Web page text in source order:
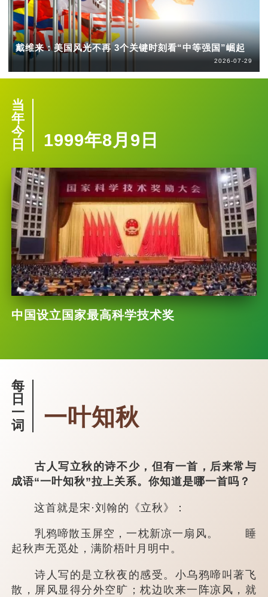
戴维来：美国风光不再 3个关键时刻看“中等强国”崛起
2026-07-29
当
年
今
日
1999年8月9日
中国设立国家最高科学技术奖
每
日
一
词
一叶知秋
古人写立秋的诗不少，但有一首，后来常与
成语“一叶知秋”拉上关系。你知道是哪一首吗？
这首就是宋·刘翰的《立秋》：
乳鸦啼散玉屏空，一枕新凉一扇风。 睡
起秋声无觅处，满阶梧叶月明中。
诗人写的是立秋夜的感受。小乌鸦啼叫著飞
散，屏风显得分外空旷；枕边吹来一阵凉风，就